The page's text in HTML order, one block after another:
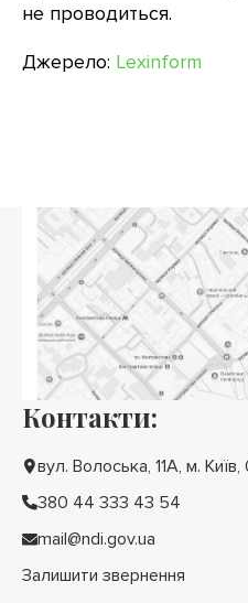
не проводиться.
Джерело: Lexinform
Контакти:
вул. Волоська, 11А, м.
380 44 333 43 54
mail@ndi.gov.ua
Залишити звернення